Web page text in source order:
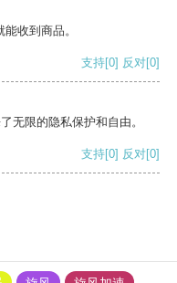
收到商品。
支持[0] 反对[0]
无限的隐私保护和自由。
支持[0] 反对[0]